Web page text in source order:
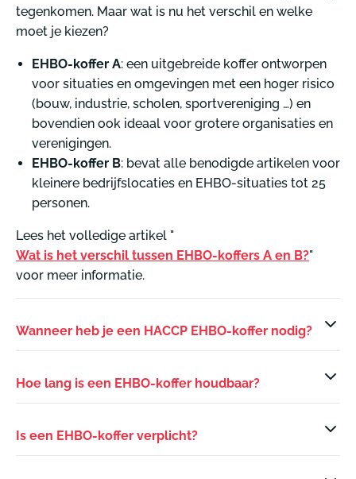
tegenkomen. Maar wat is nu het verschil en welke
moet je kiezen?
EHBO-koffer A: een uitgebreide koffer ontworpen
voor situaties en omgevingen met een hoger risico
(bouw, industrie, scholen, sportvereniging …) en
bovendien ook ideaal voor grotere organisaties en
verenigingen.
EHBO-koffer B: bevat alle benodigde artikelen voor
kleinere bedrijfslocaties en EHBO-situaties tot 25
personen.
Lees het volledige artikel "
Wat is het verschil tussen EHBO-koffers A en B?"
voor meer informatie.
Wanneer heb je een HACCP EHBO-koffer nodig?
Hoe lang is een EHBO-koffer houdbaar?
Is een EHBO-koffer verplicht?